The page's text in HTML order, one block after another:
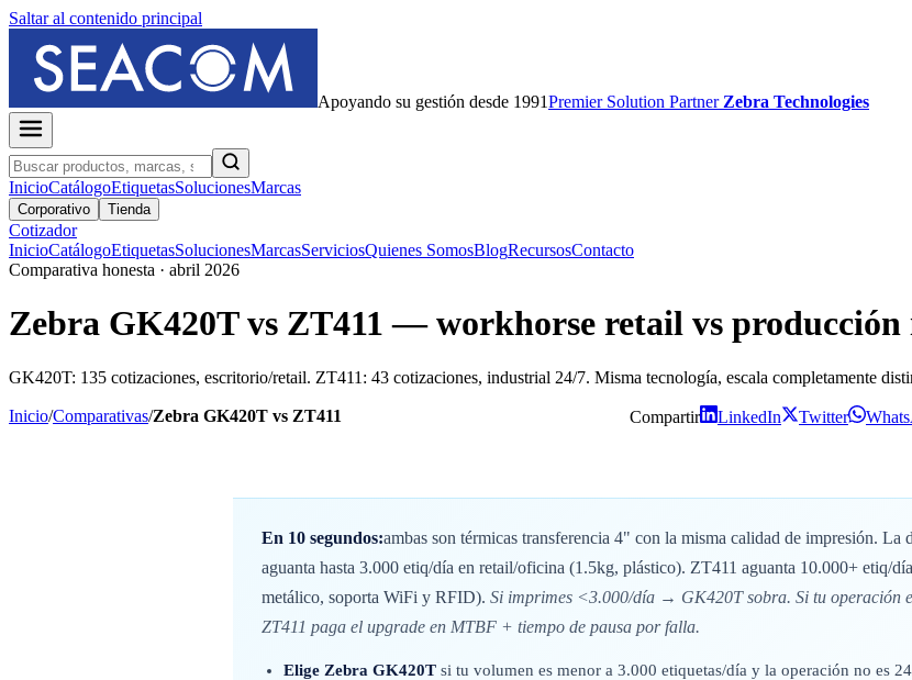
Saltar al contenido principal
Apoyando su gestión desde 1991PremierSolution Partner Zebra Technologies
InicioCatálogoEtiquetasSolucionesMarcas
Corporativo Tienda
Cotizador
InicioCatálogoEtiquetasSolucionesMarcasServiciosQuienes SomosBlogRecursosContacto
Comparativa honesta · abril 2026
Zebra GK420T vs ZT411 — workhorse retail vs
GK420T: 135 cotizaciones, escritorio/retail. ZT411: 43 cotizaciones, industrial 24/7. Misma tecnología, escala completamente
Inicio/Comparativas/Zebra GK420T vs ZT411 Compartir LinkedIn Twitter
En 10 segundos:ambas son térmicas transferencia 4" con la misma calidad de impresión. La
aguanta hasta 3.000 etiq/día en retail/oficina (1.5kg, plástico). ZT411 aguanta 10.000+ etiq/
metálico, soporta WiFi y RFID). Si imprimes <3.000/día → GK420T sobra. Si tu operación
ZT411 paga el upgrade en MTBF + tiempo de pausa por falla.
Elige Zebra GK420T si tu volumen es menor a 3.000 etiquetas/día y la operación no es